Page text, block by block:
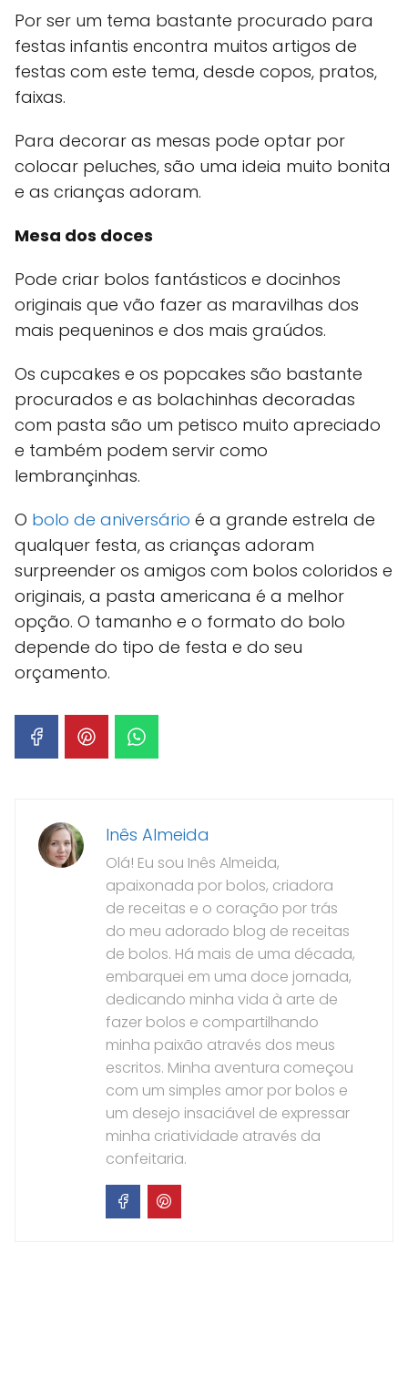
Por ser um tema bastante procurado para
festas infantis encontra muitos artigos de
festas com este tema, desde copos, pratos,
faixas.
Para decorar as mesas pode optar por
colocar peluches, são uma ideia muito bonita
e as crianças adoram.
Mesa dos doces
Pode criar bolos fantásticos e docinhos
originais que vão fazer as maravilhas dos
mais pequeninos e dos mais graúdos.
Os cupcakes e os popcakes são bastante
procurados e as bolachinhas decoradas
com pasta são um petisco muito apreciado
e também podem servir como
lembrançinhas.
O bolo de aniversário é a grande estrela de
qualquer festa, as crianças adoram
surpreender os amigos com bolos coloridos e
originais, a pasta americana é a melhor
opção. O tamanho e o formato do bolo
depende do tipo de festa e do seu
orçamento.
Inês Almeida
Olá! Eu sou Inês Almeida,
apaixonada por bolos, criadora
de receitas e o coração por trás
do meu adorado blog de receitas
de bolos. Há mais de uma década,
embarquei em uma doce jornada,
dedicando minha vida à arte de
fazer bolos e compartilhando
minha paixão através dos meus
escritos. Minha aventura começou
com um simples amor por bolos e
um desejo insaciável de expressar
minha criatividade através da
confeitaria.